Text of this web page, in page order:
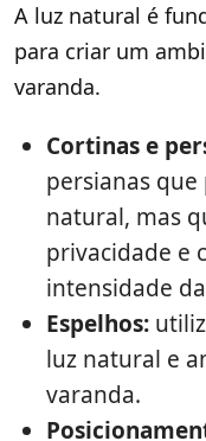
A luz natural é
para criar um
varanda.
Cortinas e
persianas
natural, mas
privacidade e
intensidade
Espelhos:
luz natural e
varanda.